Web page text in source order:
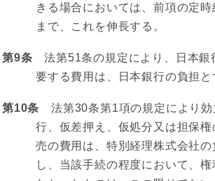
きる場合においては、前項の定
まで、これを伸長する。
第9条 法第51条の規定により、日本銀
要する費用は、日本銀行の負担と
第10条 法第30条第1項の規定により効
行、仮差押え、仮処分又は担保
売の費用は、特別経理株式会社
し、当該手続の程度において、